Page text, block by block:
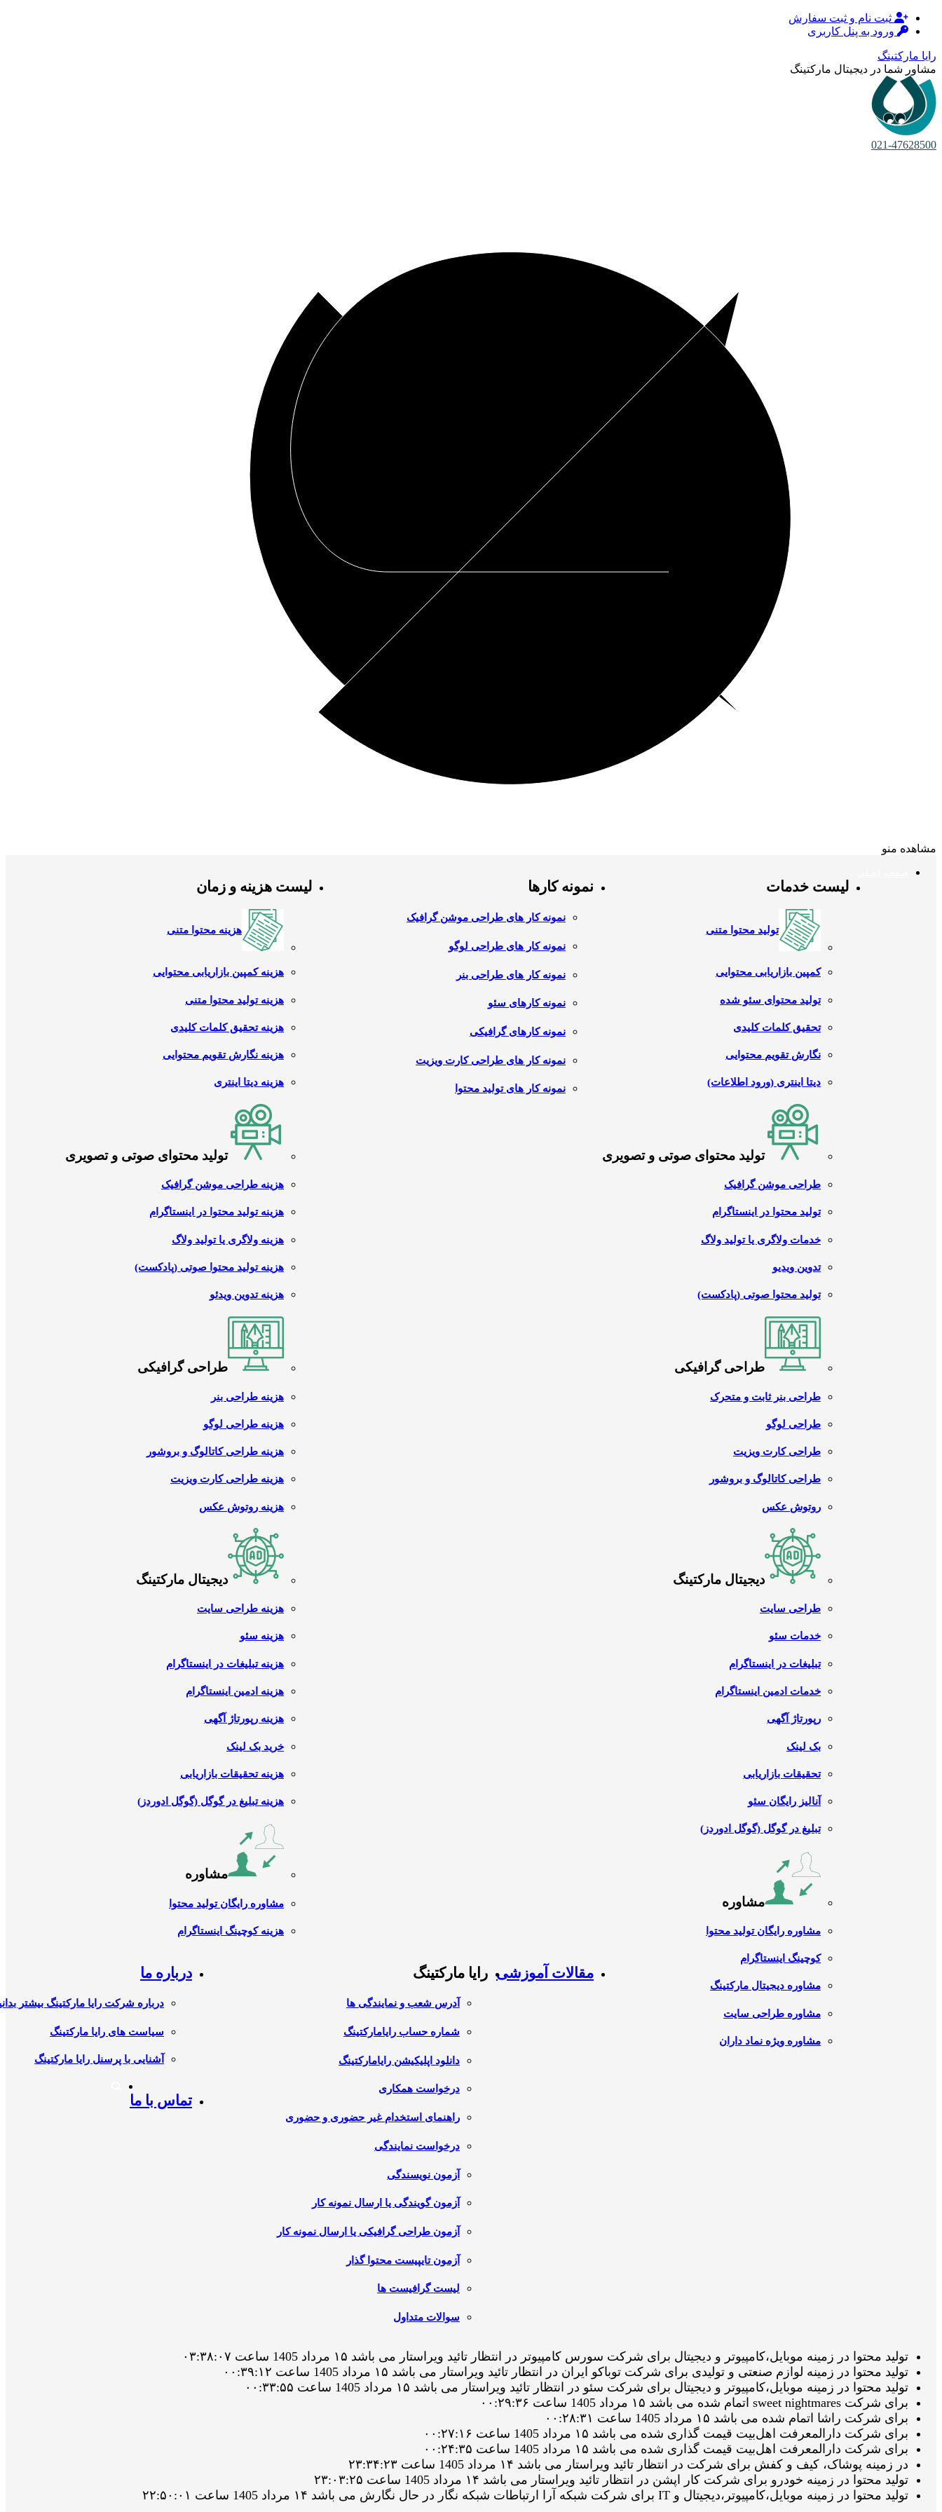
ثبت نام و ثبت سفارش
ورود به پنل کاربری
رایا مارکتینگ
مشاور شما در دیجیتال مارکتینگ
021-47628500
مشاهده منو
لیست خدمات
تولید محتوا متنی
کمپین بازاریابی محتوایی
تولید محتوای سئو شده
تحقیق کلمات کلیدی
نگارش تقویم محتوایی
دیتا اینتری (ورود اطلاعات)
تولید محتوای صوتی و تصویری
طراحی موشن گرافیک
تولید محتوا در اینستاگرام
خدمات ولاگری یا تولید ولاگ
تدوین ویدیو
تولید محتوا صوتی (پادکست)
طراحی گرافیکی
طراحی بنر ثابت و متحرک
طراحی لوگو
طراحی کارت ویزیت
طراحی کاتالوگ و بروشور
روتوش عکس
دیجیتال مارکتینگ
طراحی سایت
خدمات سئو
تبلیغات در اینستاگرام
خدمات ادمین اینستاگرام
رپورتاژ آگهی
بک لینک
تحقیقات بازاریابی
آنالیز رایگان سئو
تبلیغ در گوگل (گوگل ادوردز)
مشاوره
مشاوره رایگان تولید محتوا
کوچینگ اینستاگرام
مشاوره دیجیتال مارکتینگ
مشاوره طراحی سایت
مشاوره ویژه نماد داران
نمونه کارها
نمونه کار های طراحی موشن گرافیک
نمونه کار های طراحی لوگو
نمونه کار های طراحی بنر
نمونه کارهای سئو
نمونه کارهای گرافیکی
نمونه کار های طراحی کارت ویزیت
نمونه کار های تولید محتوا
لیست هزینه و زمان
هزینه محتوا متنی
هزینه کمپین بازاریابی محتوایی
هزینه تولید محتوا متنی
هزینه تحقیق کلمات کلیدی
هزینه نگارش تقویم محتوایی
هزینه دیتا اینتری
تولید محتوای صوتی و تصویری
هزینه طراحی موشن گرافیک
هزینه تولید محتوا در اینستاگرام
هزینه ولاگری یا تولید ولاگ
هزینه تولید محتوا صوتی (پادکست)
هزینه تدوین ویدئو
طراحی گرافیکی
هزینه طراحی بنر
هزینه طراحی لوگو
هزینه طراحی کاتالوگ و بروشور
هزینه طراحی کارت ویزیت
هزینه روتوش عکس
دیجیتال مارکتینگ
هزینه طراحی سایت
هزینه سئو
هزینه تبلیغات در اینستاگرام
هزینه ادمین اینستاگرام
هزینه رپورتاژ آگهی
خرید بک لینک
هزینه تحقیقات بازاریابی
هزینه تبلیغ در گوگل (گوگل ادوردز)
مشاوره
مشاوره رایگان تولید محتوا
هزینه کوچینگ اینستاگرام
مقالات آموزشی رایا مارکتینگ
آدرس شعب و نمایندگی ها
شماره حساب رایامارکتینگ
دانلود اپلیکیشن رایامارکتینگ
درخواست همکاری
راهنمای استخدام غیر حضوری و حضوری
درخواست نمایندگی
آزمون نویسندگی
آزمون گویندگی یا ارسال نمونه کار
آزمون طراحی گرافیکی یا ارسال نمونه کار
آزمون تایپیست محتوا گذار
لیست گرافیست ها
سوالات متداول
درباره ما
درباره شرکت رایا مارکتینگ بیشتر
سیاست های رایا مارکتینگ
آشنایی با پرسنل رایا مارکتینگ
تماس با ما
تولید محتوا در زمینه موبایل،کامپیوتر و دیجیتال برای شرکت سورس کامپیوتر در انتظار تائید ویراستار می باشد ۱۵ مرداد 1405 ساعت ۰۳:۳۸:۰۷
تولید محتوا در زمینه لوازم صنعتی و تولیدی برای شرکت توباکو ایران در انتظار تائید ویراستار می باشد ۱۵ مرداد 1405 ساعت ۰۰:۳۹:۱۲
تولید محتوا در زمینه موبایل،کامپیوتر و دیجیتال برای شرکت سئو در انتظار تائید ویراستار می باشد ۱۵ مرداد 1405 ساعت ۰۰:۳۳:۵۵
برای شرکت sweet nightmares اتمام شده می باشد ۱۵ مرداد 1405 ساعت ۰۰:۲۹:۳۶
برای شرکت راشا اتمام شده می باشد ۱۵ مرداد 1405 ساعت ۰۰:۲۸:۳۱
برای شرکت دارالمعرفت اهل‌بیت قیمت گذاری شده می باشد ۱۵ مرداد 1405 ساعت ۰۰:۲۷:۱۶
برای شرکت دارالمعرفت اهل‌بیت قیمت گذاری شده می باشد ۱۵ مرداد 1405 ساعت ۰۰:۲۴:۳۵
در زمینه پوشاک، کیف و کفش برای شرکت در انتظار تائید ویراستار می باشد ۱۴ مرداد 1405 ساعت ۲۳:۳۴:۲۳
تولید محتوا در زمینه خودرو برای شرکت کار اپشن در انتظار تائید ویراستار می باشد ۱۴ مرداد 1405 ساعت ۲۳:۰۳:۲۵
تولید محتوا در زمینه موبایل،کامپیوتر،دیجیتال و IT برای شرکت شبکه آرا ارتباطات شبکه نگار در حال نگارش می باشد ۱۴ مرداد 1405 ساعت ۲۲:۵۰:۰۱